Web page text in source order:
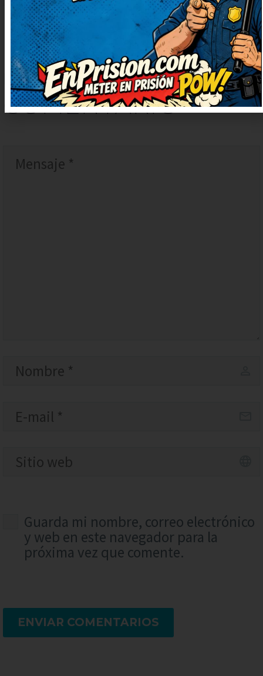
DEJARUN
COMENTARIO
Guarda mi nombre, correo electrónico
y web en este navegador para la
próxima vez que comente.
ENVIAR COMENTARIOS